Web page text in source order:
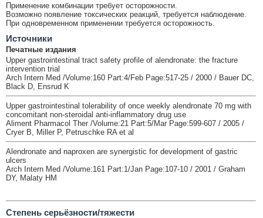
Применение комбинации требует осторожности.
Возможно появление токсических реакций, требуется наблюдение.
При одновременном применении требуется осторожность.
Источники
Печатные издания
Upper gastrointestinal tract safety profile of alendronate: the fracture
intervention trial
Arch Intern Med /Volume:160 Part:4/Feb Page:517-25 / 2000 / Bauer DC,
Black D, Ensrud K
Upper gastrointestinal tolerability of once weekly alendronate 70 mg with
concomitant non-steroidal anti-inflammatory drug use
Aliment Pharmacol Ther /Volume:21 Part:5/Mar Page:599-607 / 2005 /
Cryer B, Miller P, Petruschke RA et al
Alendronate and naproxen are synergistic for development of gastric
ulcers
Arch Intern Med /Volume:161 Part:1/Jan Page:107-10 / 2001 / Graham
DY, Malaty HM
Cтепень серьёзности/тяжести